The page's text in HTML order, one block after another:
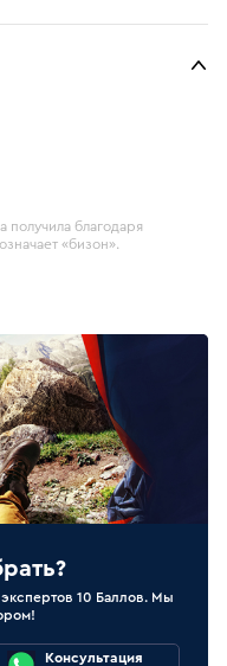
получила благодаря
«бизон».
10 Баллов. Мы
Консультация